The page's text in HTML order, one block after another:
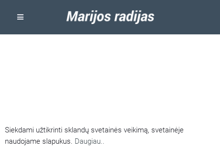
Siekdami užtikrinti sklandų svetainės veikimą, svetainėje
naudojame slapukus. Daugiau..